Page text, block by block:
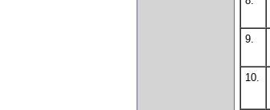
9.
10.